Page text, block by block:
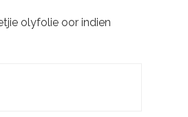
olyfolie oor indien